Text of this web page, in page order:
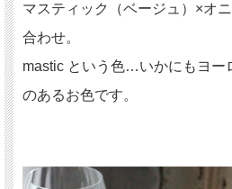
マスティック（ベージュ）×オ
合わせ。
mastic という色…いかにもヨー
のあるお色です。